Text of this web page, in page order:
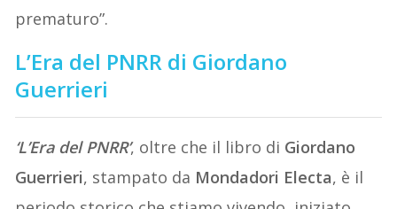
prematuro”.
L’Era del PNRR di Giordano
Guerrieri
‘L’Era del PNRR’, oltre che il libro di Giordano
Guerrieri, stampato da Mondadori Electa, è il